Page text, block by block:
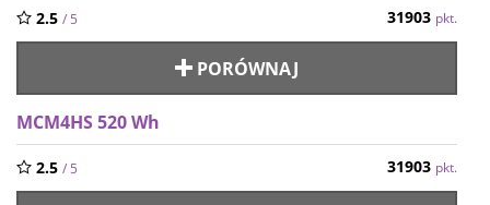
2.5 / 5 31903 pkt.
PORÓWNAJ
MCM4HS 520 Wh
2.5 / 5 31903 pkt.